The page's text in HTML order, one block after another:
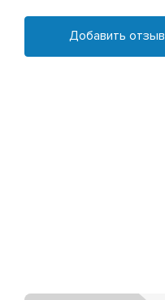
Добавить отзыв